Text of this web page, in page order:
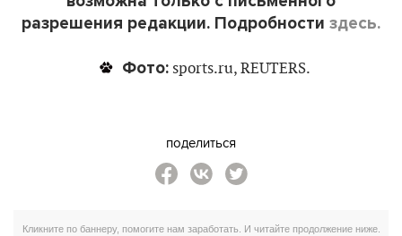
разрешения редакции. Подробности здесь.
Фото: sports.ru, REUTERS.
поделиться